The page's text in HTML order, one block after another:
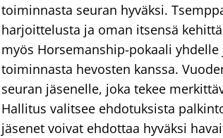
toiminnasta seuran hyväksi.
harjoittelusta ja oman itsensä
myös Horsemanship-pokaali
toiminnasta hevosten kanssa.
seuran jäsenelle, joka tekee
Hallitus valitsee ehdotuksista
jäsenet voivat ehdottaa hyväksi